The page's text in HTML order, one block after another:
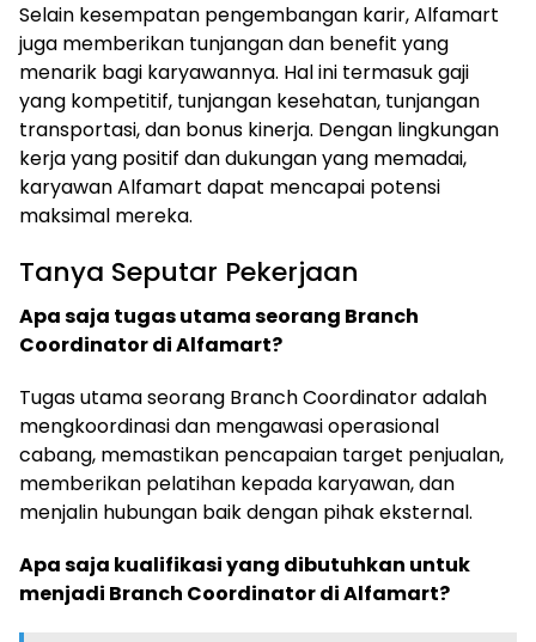
Selain kesempatan pengembangan karir, Alfamart
juga memberikan tunjangan dan benefit yang
menarik bagi karyawannya. Hal ini termasuk gaji
yang kompetitif, tunjangan kesehatan, tunjangan
transportasi, dan bonus kinerja. Dengan lingkungan
kerja yang positif dan dukungan yang memadai,
karyawan Alfamart dapat mencapai potensi
maksimal mereka.
Tanya Seputar Pekerjaan
Apa saja tugas utama seorang Branch
Coordinator di Alfamart?
Tugas utama seorang Branch Coordinator adalah
mengkoordinasi dan mengawasi operasional
cabang, memastikan pencapaian target penjualan,
memberikan pelatihan kepada karyawan, dan
menjalin hubungan baik dengan pihak eksternal.
Apa saja kualifikasi yang dibutuhkan untuk
menjadi Branch Coordinator di Alfamart?